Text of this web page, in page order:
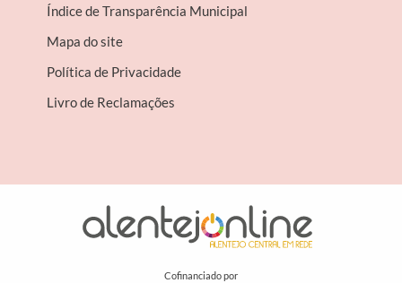
Índice de Transparência Municipal
Mapa do site
Política de Privacidade
Livro de Reclamações
Cofinanciado por